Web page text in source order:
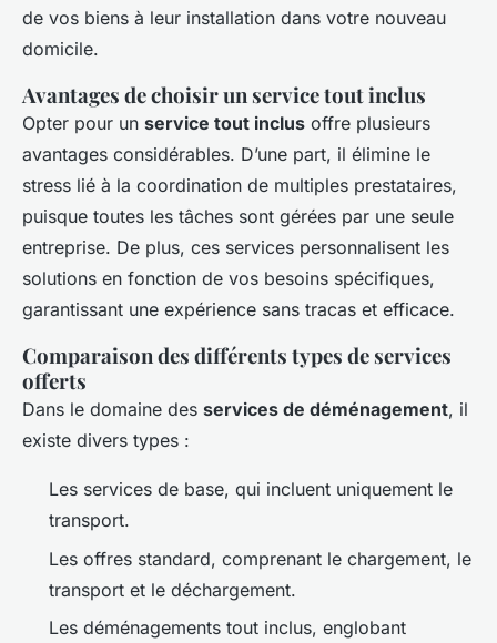
de vos biens à leur installation dans votre nouveau
domicile.
Avantages de choisir un service tout inclus
Opter pour un service tout inclus offre plusieurs
avantages considérables. D’une part, il élimine le
stress lié à la coordination de multiples prestataires,
puisque toutes les tâches sont gérées par une seule
entreprise. De plus, ces services personnalisent les
solutions en fonction de vos besoins spécifiques,
garantissant une expérience sans tracas et efficace.
Comparaison des différents types de services
offerts
Dans le domaine des services de déménagement, il
existe divers types :
Les services de base, qui incluent uniquement le
transport.
Les offres standard, comprenant le chargement, le
transport et le déchargement.
Les déménagements tout inclus, englobant